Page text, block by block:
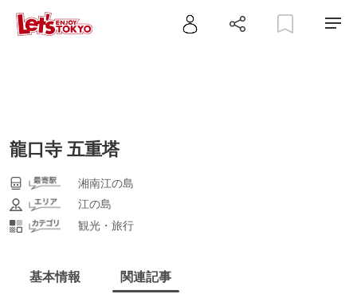
龍口寺 五重塔
湘南江の島
江の島
観光・旅行
基本情報 関連記事